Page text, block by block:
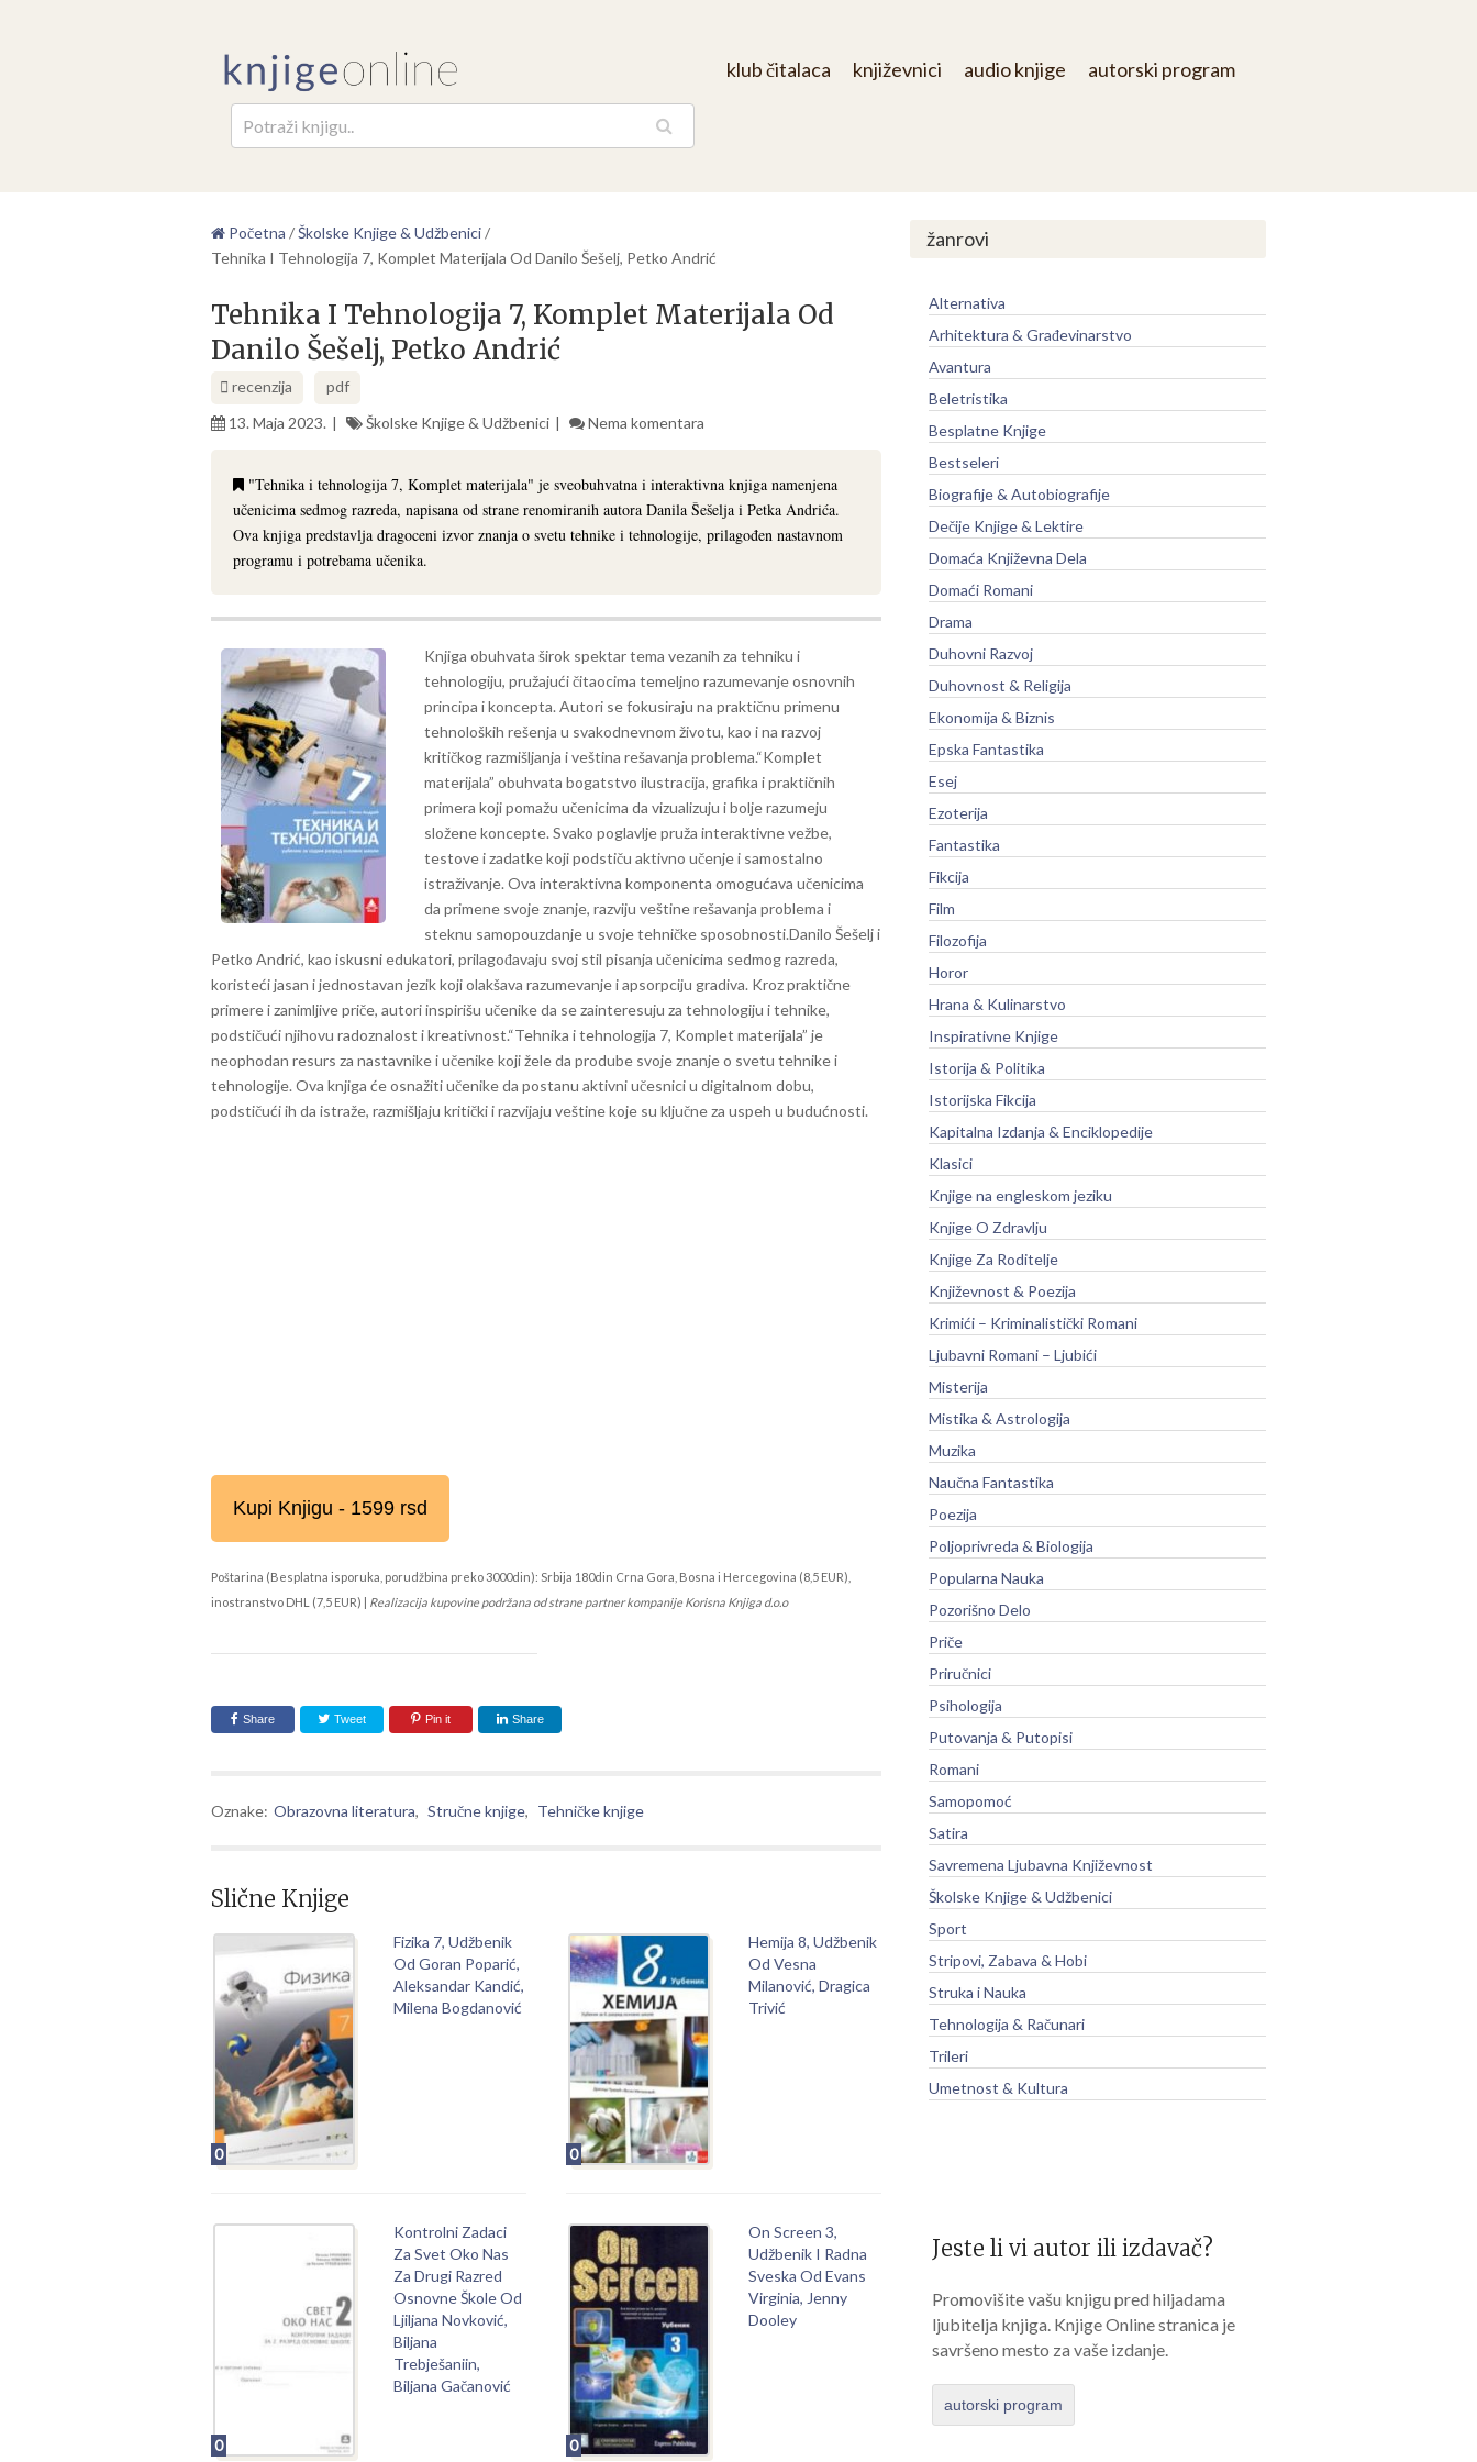
klub čitalaca književnici audio knjige autorski program
Početna /Školske Knjige & Udžbenici/
Tehnika I Tehnologija 7, Komplet Materijala Od Danilo Šešelj, Petko Andrić
Tehnika I Tehnologija 7, Komplet Materijala Od
Danilo Šešelj, Petko Andrić
recenzija
pdf
13. Maja 2023.
Školske Knjige & Udžbenici Nema komentara
"Tehnika i tehnologija 7, Komplet materijala" je sveobuhvatna i interaktivna knjiga namenjena
učenicima sedmog razreda, napisana od strane renomiranih autora Danila Šešelja i Petka Andrića.
Ova knjiga predstavlja dragoceni izvor znanja o svetu tehnike i tehnologije, prilagođen nastavnom
programu i potrebama učenika.
Knjiga obuhvata širok spektar tema vezanih za tehniku i
tehnologiju, pružajući čitaocima temeljno razumevanje osnovnih
principa i koncepta. Autori se fokusiraju na praktičnu primenu
tehnoloških rešenja u svakodnevnom životu, kao i na razvoj
kritičkog razmišljanja i veština rešavanja problema.“Komplet
materijala” obuhvata bogatstvo ilustracija, grafika i praktičnih
primera koji pomažu učenicima da vizualizuju i bolje razumeju
složene koncepte. Svako poglavlje pruža interaktivne vežbe,
testove i zadatke koji podstiču aktivno učenje i samostalno
istraživanje. Ova interaktivna komponenta omogućava učenicima
da primene svoje znanje, razviju veštine rešavanja problema i
steknu samopouzdanje u svoje tehničke sposobnosti.Danilo Šešelj i
Petko Andrić, kao iskusni edukatori, prilagođavaju svoj stil pisanja učenicima sedmog razreda,
koristeći jasan i jednostavan jezik koji olakšava razumevanje i apsorpciju gradiva. Kroz praktične
primere i zanimljive priče, autori inspirišu učenike da se zainteresuju za tehnologiju i tehnike,
podstičući njihovu radoznalost i kreativnost.“Tehnika i tehnologija 7, Komplet materijala” je
neophodan resurs za nastavnike i učenike koji žele da prodube svoje znanje o svetu tehnike i
tehnologije. Ova knjiga će osnažiti učenike da postanu aktivni učesnici u digitalnom dobu,
podstičući ih da istraže, razmišljaju kritički i razvijaju veštine koje su ključne za uspeh u budućnosti.
Kupi Knjigu - 1599 rsd
Poštarina (Besplatna isporuka, porudžbina preko 3000din): Srbija 180din Crna Gora, Bosna i Hercegovina (8,5 EUR),
inostranstvo DHL (7,5 EUR) | Realizacija kupovine podržana od strane partner kompanije Korisna Knjiga d.o.o
Share Tweet Pin it Share
Oznake: Obrazovna literatura, Stručne knjige, Tehničke knjige
Slične Knjige
0
Fizika 7, Udžbenik
Od Goran Poparić,
Aleksandar Kandić,
Milena Bogdanović
0
Hemija 8, Udžbenik
Od Vesna
Milanović, Dragica
Trivić
0
Kontrolni Zadaci
Za Svet Oko Nas
Za Drugi Razred
Osnovne Škole Od
Ljiljana Novković,
Biljana
Trebješaniin,
Biljana Gačanović
0
On Screen 3,
Udžbenik I Radna
Sveska Od Evans
Virginia, Jenny
Dooley
žanrovi
Alternativa
Arhitektura & Građevinarstvo
Avantura
Beletristika
Besplatne Knjige
Bestseleri
Biografije & Autobiografije
Dečije Knjige & Lektire
Domaća Književna Dela
Domaći Romani
Drama
Duhovni Razvoj
Duhovnost & Religija
Ekonomija & Biznis
Epska Fantastika
Esej
Ezoterija
Fantastika
Fikcija
Film
Filozofija
Horor
Hrana & Kulinarstvo
Inspirativne Knjige
Istorija & Politika
Istorijska Fikcija
Kapitalna Izdanja & Enciklopedije
Klasici
Knjige na engleskom jeziku
Knjige O Zdravlju
Knjige Za Roditelje
Književnost & Poezija
Krimići – Kriminalistički Romani
Ljubavni Romani – Ljubići
Misterija
Mistika & Astrologija
Muzika
Naučna Fantastika
Poezija
Poljoprivreda & Biologija
Popularna Nauka
Pozorišno Delo
Priče
Priručnici
Psihologija
Putovanja & Putopisi
Romani
Samopomoć
Satira
Savremena Ljubavna Književnost
Školske Knjige & Udžbenici
Sport
Stripovi, Zabava & Hobi
Struka i Nauka
Tehnologija & Računari
Trileri
Umetnost & Kultura
Jeste li vi autor ili izdavač?
Promovišite vašu knjigu pred hiljadama
ljubitelja knjiga. Knjige Online stranica je
savršeno mesto za vaše izdanje.
autorski program